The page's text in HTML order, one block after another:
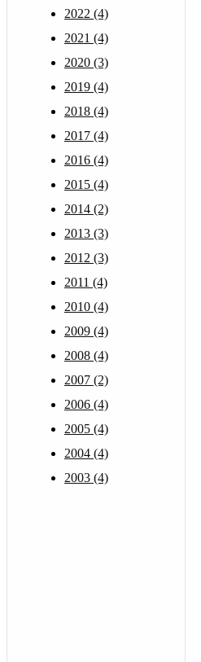
2022 (4)
2021 (4)
2020 (3)
2019 (4)
2018 (4)
2017 (4)
2016 (4)
2015 (4)
2014 (2)
2013 (3)
2012 (3)
2011 (4)
2010 (4)
2009 (4)
2008 (4)
2007 (2)
2006 (4)
2005 (4)
2004 (4)
2003 (4)